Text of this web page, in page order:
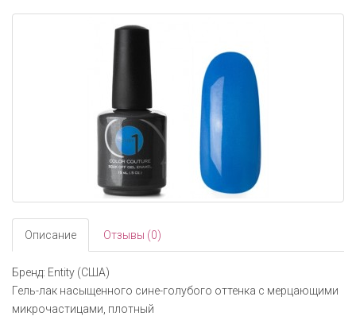
Описание Отзывы (0)
Бренд: Entity (США)
Гель-лак насыщенного сине-голубого оттенка с мерцающими
микрочастицами, плотный